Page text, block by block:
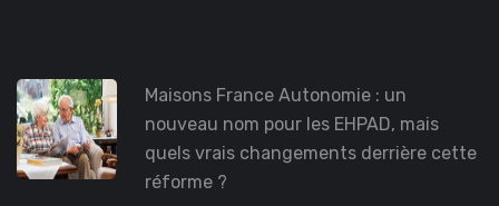
Maisons France Autonomie : un
nouveau nom pour les EHPAD, mais
quels vrais changements derrière cette
réforme ?